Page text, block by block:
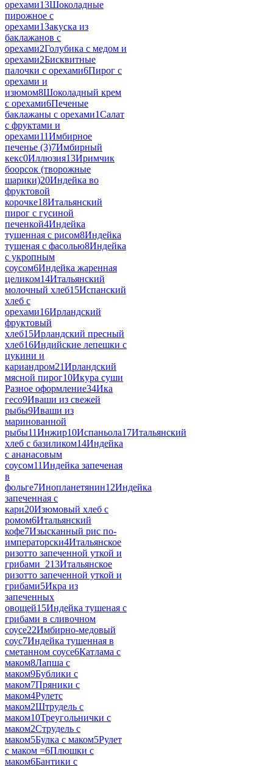
орехами13Шоколадные
пирожное с
орехами1Закуска из
баклажанов с
орехами2Голубика с медом и
орехами2Бисквитные
палочки с орехами6Пирог с
орехами и
изюмом8Шоколадный крем
с орехами6Печеные
баклажаны с орехами1Салат
с фруктами и
орехами11Имбирное
печенье (3)7Имбирный
кекс0Иллюзия13Иримчик
боорсок (творожные
шарики)20Индейка во
фруктовой
корочке18Итальянский
пирог с гусиной
печенкой4Индейка
тушенная с рисом8Индейка
тушеная с фасолью8Индейка
с укропным
соусом6Индейка жаренная
целиком14Итальянский
молочный хлеб15Испанский
хлеб с
орехами16Ирландский
фруктовый
хлеб15Ирландский пресный
хлеб16Индийские лепешки с
цукини и
кариандром21Ирландский
мясной пирог10Икура суши
Разное оформление34Ика
гесо9Иваши из свежей
рыбы9Иваши из
маринованной
рыбы11Инжир10Испаньола17Итальянский
хлеб с базиликом14Индейка
с ананасовым
соусом11Индейка запеченая
в
фольге7Инопланетянин12Индейка
запеченная с
кари20Изюмовый хлеб с
ромом6Итальянский
кофе7Изысканный рис по-
императорски4Итальянское
ризотто запеченной уткой и
грибами_213Итальянское
ризотто запеченной уткой и
грибами5Икра из
запеченных
овощей15Индейка тушеная с
грибами в сливочном
соусе22Имбирно-медовый
соус7Индейка тушенная в
сметанном соусе6Катлама с
маком8Лапша с
маком9Бублики с
маком7Пряники с
маком4Рулетс
маком2Штрудель с
маком10Треугольнички с
маком2Струдель с
маком5Булка с маком5Рулет
с маком =6Плюшки с
маком6Бантики с